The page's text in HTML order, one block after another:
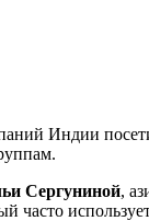
Индии
Сергуниной,
часто